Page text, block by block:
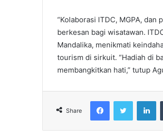
“Kolaborasi ITDC, MGPA,
berkesan bagi wisatawan.
Mandalika, menikmati
tourism di sirkuit. “Hadiah di
membangkitkan hati,” tutup
Share
FacebookTwitter